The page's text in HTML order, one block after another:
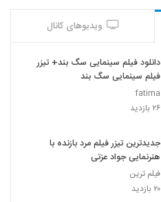
ویدیوهای کانال
دانلود فیلم سینمایی سگ بند+ تیزر
فیلم سینمایی سگ بند
fatima
۲۶ بازدید
جدیدترین تیزر فیلم مرد بازنده با
هنرنمایی جواد عزتی
فیلم ترین
۲۰ بازدید